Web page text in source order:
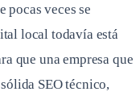
pocas veces se
local todavía está
que una empresa que
SEO técnico,